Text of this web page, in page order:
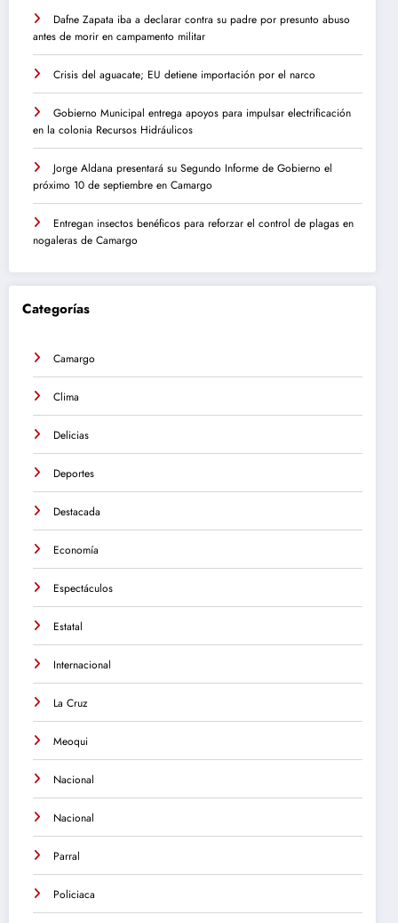
Dafne Zapata iba a declarar contra su padre por presunto abuso
antes de morir en campamento militar
Crisis del aguacate; EU detiene importación por el narco
Gobierno Municipal entrega apoyos para impulsar electrificación
en la colonia Recursos Hidráulicos
Jorge Aldana presentará su Segundo Informe de Gobierno el
próximo 10 de septiembre en Camargo
Entregan insectos benéficos para reforzar el control de plagas en
nogaleras de Camargo
Categorías
Camargo
Clima
Delicias
Deportes
Destacada
Economía
Espectáculos
Estatal
Internacional
La Cruz
Meoqui
Nacional
Nacional
Parral
Policiaca